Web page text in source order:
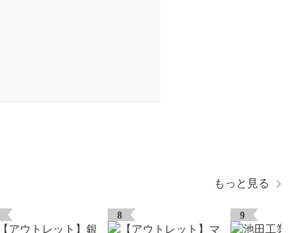
もっと見る
8 9